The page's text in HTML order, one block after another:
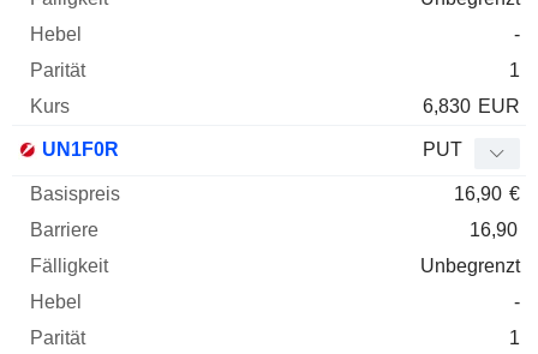
-
1
6,830 EUR
UN1F0R PUT
16,90 €
16,90
Unbegrenzt
-
1